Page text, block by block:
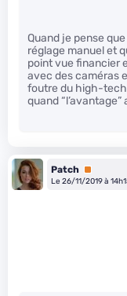
Quand je pense
réglage manuel et
point vue financier
avec des caméras
foutre du high-tech
quand
Patch Premium
Le 26/11/2019 à